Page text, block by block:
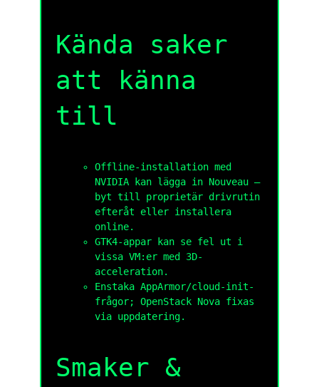
Kända saker
att känna
till
Offline-installation med
NVIDIA kan lägga in Nouveau —
byt till proprietär drivrutin
efteråt eller installera
online.
GTK4-appar kan se fel ut i
vissa VM:er med 3D-
acceleration.
Enstaka AppArmor/cloud-init-
frågor; OpenStack Nova fixas
via uppdatering.
Smaker &